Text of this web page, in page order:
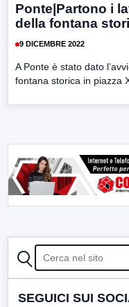
Ponte|Partono i
della fontana
9 DICEMBRE 2022
A Ponte è stato dato
fontana storica in piazza
CERCA
SEGUICI SUI